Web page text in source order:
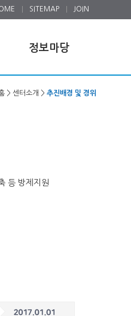
SITEMAP JOIN
정보마당
> 센터소개 > 추진배경 및 경위
등 방제지원